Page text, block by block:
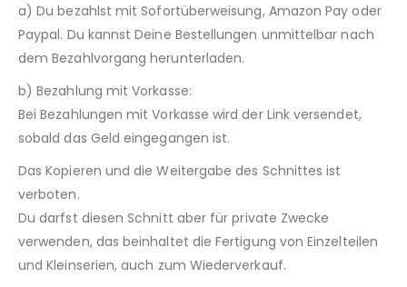
a) Du bezahlst mit Sofortüberweisung, Amazon Pay oder
Paypal. Du kannst Deine Bestellungen unmittelbar nach
dem Bezahlvorgang herunterladen.
b) Bezahlung mit Vorkasse:
Bei Bezahlungen mit Vorkasse wird der Link versendet,
sobald das Geld eingegangen ist.
Das Kopieren und die Weitergabe des Schnittes ist
verboten.
Du darfst diesen Schnitt aber für private Zwecke
verwenden, das beinhaltet die Fertigung von Einzelteilen
und Kleinserien, auch zum Wiederverkauf.